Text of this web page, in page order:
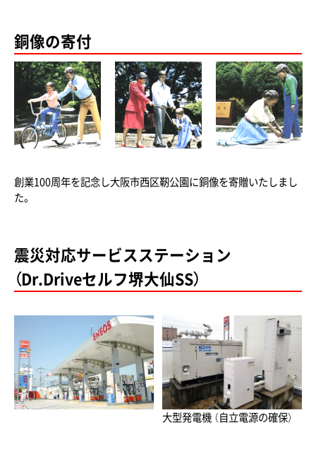
銅像の寄付
創業100周年を記念し大阪市西区靭公園に銅像を寄贈いたしまし
た。
震災対応サービスステーション
（Dr.Driveセルフ堺大仙SS）
大型発電機 （自立電源の確保）